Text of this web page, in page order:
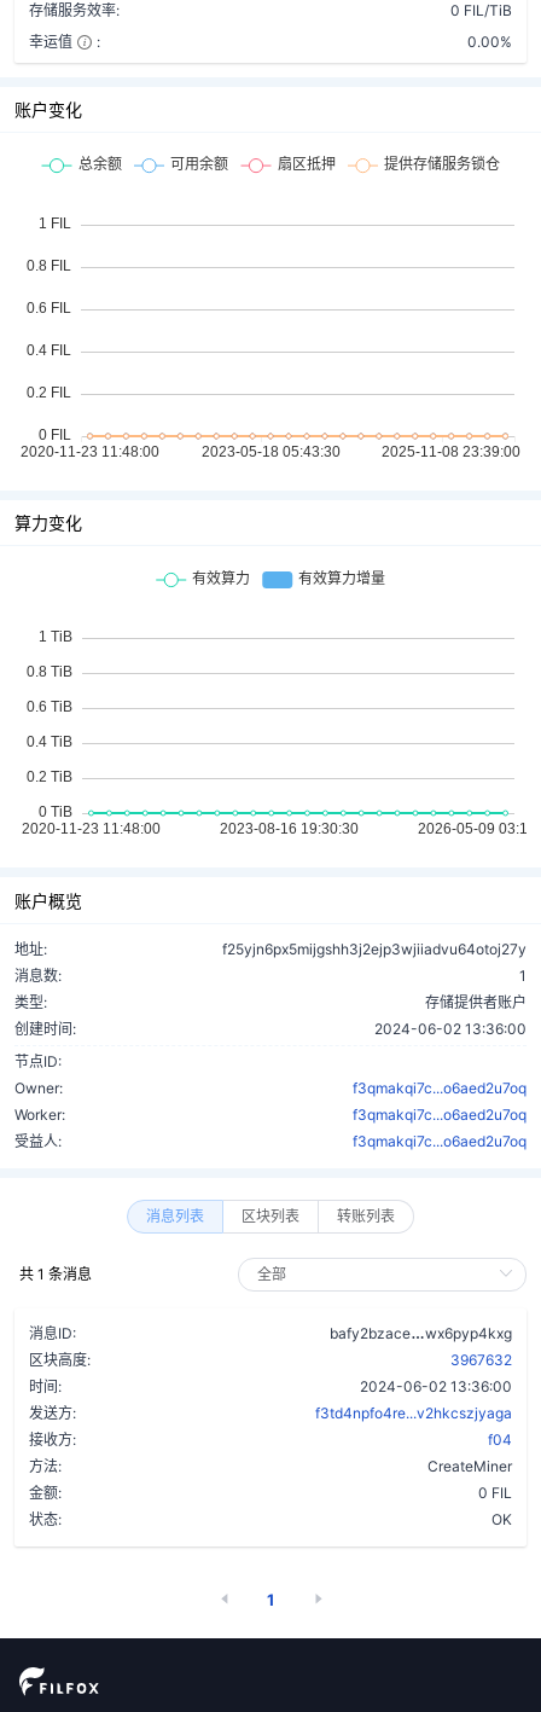
存储服务效率:
0 FIL/TiB
幸运值
: 0.00%
账户变化
算力变化
账户概览
地址:
f25yjn6px5mijgshh3j2ejp3wjiiadvu64otoj27y
消息数:
1
类型:
存储提供者账户
创建时间:
2024-06-02 13:36:00
节点ID:
Owner:
f3qmakqi7c...o6aed2u7oq
Worker:
f3qmakqi7c...o6aed2u7oq
受益人:
f3qmakqi7c...o6aed2u7oq
消息列表 区块列表 转账列表
共 1 条消息
消息ID: bafy2bzace
wx6pyp4kxg
区块高度:
3967632
时间:
2024-06-02 13:36:00
发送方:
f3td4npfo4re...v2hkcszjyaga
接收方:
f04
方法:
CreateMiner
金额:
0 FIL
状态:
OK
1